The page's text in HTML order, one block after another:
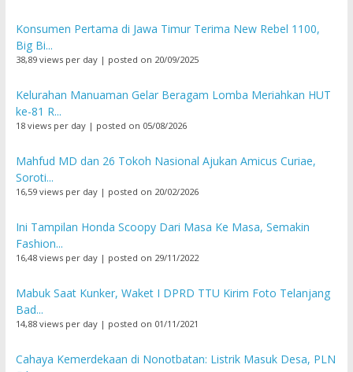
Konsumen Pertama di Jawa Timur Terima New Rebel 1100,
Big Bi...
38,89 views per day| posted on 20/09/2025
Kelurahan Manuaman Gelar Beragam Lomba Meriahkan HUT
ke-81 R...
18 views per day| posted on 05/08/2026
Mahfud MD dan 26 Tokoh Nasional Ajukan Amicus Curiae,
Soroti...
16,59 views per day| posted on 20/02/2026
Ini Tampilan Honda Scoopy Dari Masa Ke Masa, Semakin
Fashion...
16,48 views per day| posted on 29/11/2022
Mabuk Saat Kunker, Waket I DPRD TTU Kirim Foto Telanjang
Bad...
14,88 views per day| posted on 01/11/2021
Cahaya Kemerdekaan di Nonotbatan: Listrik Masuk Desa, PLN